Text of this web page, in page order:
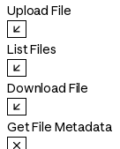
Upload File
List Files
Download File
Get File Metadata